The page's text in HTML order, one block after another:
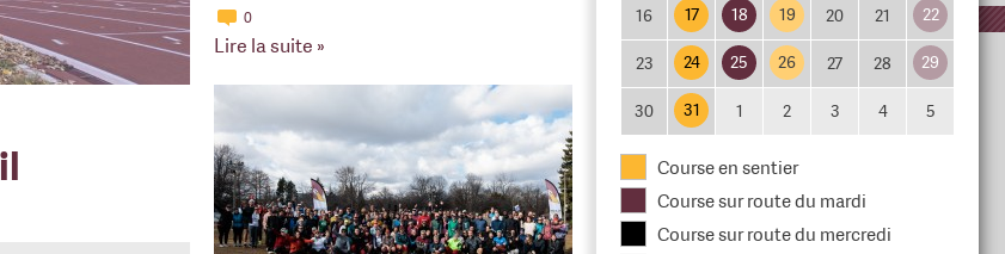
0
Lire la suite »
16 17 18 19 20 21 22
23 24 25 26 27 28 29
30 31 1 2 3 4 5
Course en sentier
Course sur route du mardi
Course sur route du mercredi